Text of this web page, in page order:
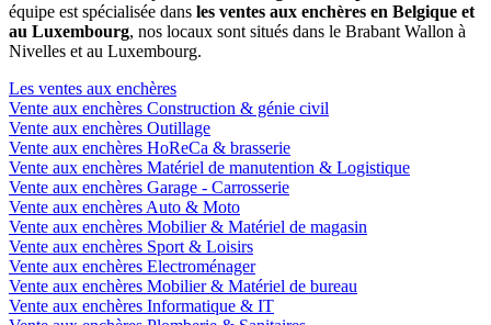
équipe est spécialisée dans les ventes aux enchères en Belgique et
au Luxembourg, nos locaux sont situés dans le Brabant Wallon à
Nivelles et au Luxembourg.
Les ventes aux enchères
Vente aux enchères Construction & génie civil
Vente aux enchères Outillage
Vente aux enchères HoReCa & brasserie
Vente aux enchères Matériel de manutention & Logistique
Vente aux enchères Garage - Carrosserie
Vente aux enchères Auto & Moto
Vente aux enchères Mobilier & Matériel de magasin
Vente aux enchères Sport & Loisirs
Vente aux enchères Electroménager
Vente aux enchères Mobilier & Matériel de bureau
Vente aux enchères Informatique & IT